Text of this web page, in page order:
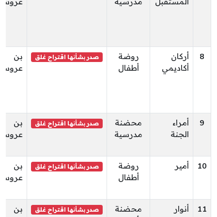
8
أركان
أكاديمي
روضة
أطفال
صدر بشأنها اقتراح غلق
بن
عروس
9
أمراء
الجنة
محضنة
مدرسية
صدر بشأنها اقتراح غلق
بن
عروس
10 أمير
روضة
أطفال
صدر بشأنها اقتراح غلق
بن
عروس
11
أنوار
محضنة
صدر بشأنها اقتراح غلق
بن